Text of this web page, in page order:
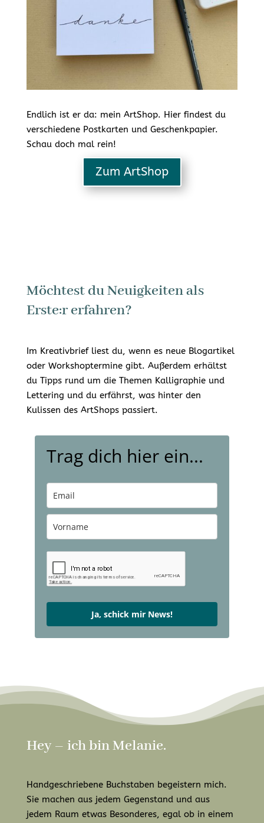
Endlich ist er da: mein ArtShop. Hier findest du
verschiedene Postkarten und Geschenkpapier.
Schau doch mal rein!
Zum ArtShop
Möchtest du Neuigkeiten als
Erste:r erfahren?
Im Kreativbrief liest du, wenn es neue Blogartikel
oder Workshoptermine gibt. Außerdem erhältst
du Tipps rund um die Themen Kalligraphie und
Lettering und du erfährst, was hinter den
Kulissen des ArtShops passiert.
Trag dich hier ein...
Ja, schick mir News!
Hey – ich bin Melanie.
Handgeschriebene Buchstaben begeistern mich.
Sie machen aus jedem Gegenstand und aus
jedem Raum etwas Besonderes, egal ob in einem